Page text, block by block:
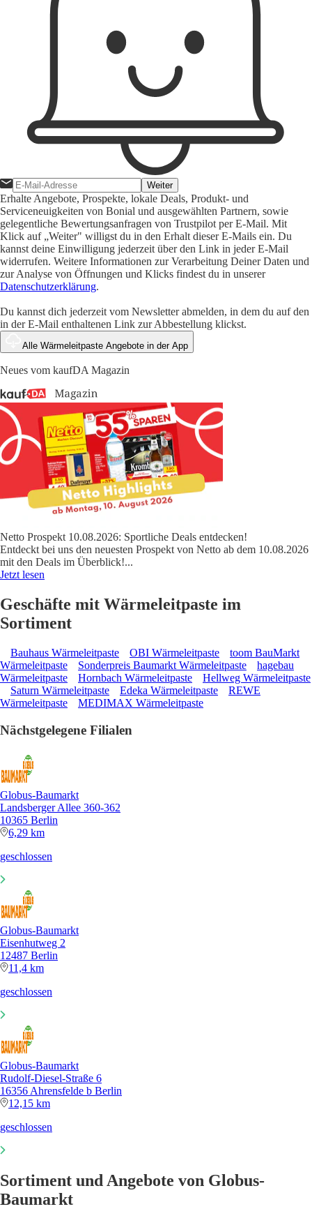
Weiter
Erhalte Angebote, Prospekte, lokale Deals, Produkt- und
Serviceneuigkeiten von Bonial und ausgewählten Partnern, sowie
gelegentliche Bewertungsanfragen von Trustpilot per E-Mail. Mit
Klick auf „Weiter" willigst du in den Erhalt dieser E-Mails ein. Du
kannst deine Einwilligung jederzeit über den Link in jeder E-Mail
widerrufen. Weitere Informationen zur Verarbeitung Deiner Daten und
zur Analyse von Öffnungen und Klicks findest du in unserer
Datenschutzerklärung.
Du kannst dich jederzeit vom Newsletter abmelden, in dem du auf den
in der E-Mail enthaltenen Link zur Abbestellung klickst.
Alle Wärmeleitpaste Angebote in der App
Neues vom kaufDA Magazin
Netto Prospekt 10.08.2026: Sportliche Deals entdecken!
Entdeckt bei uns den neuesten Prospekt von Netto ab dem 10.08.2026
mit den Deals im Überblick!...
Jetzt lesen
Geschäfte mit Wärmeleitpaste im
Sortiment
Bauhaus Wärmeleitpaste OBI Wärmeleitpaste
toom BauMarkt
Wärmeleitpaste
Sonderpreis Baumarkt Wärmeleitpaste
hagebau
Wärmeleitpaste
Hornbach Wärmeleitpaste
Hellweg Wärmeleitpaste
Saturn Wärmeleitpaste
Edeka Wärmeleitpaste
REWE
Wärmeleitpaste
MEDIMAX Wärmeleitpaste
Nächstgelegene Filialen
Globus-Baumarkt
Landsberger Allee 360-362
10365 Berlin
6,29 km
geschlossen
Globus-Baumarkt
Eisenhutweg 2
12487 Berlin
11,4 km
geschlossen
Globus-Baumarkt
Rudolf-Diesel-Straße 6
16356 Ahrensfelde b Berlin
12,15 km
geschlossen
Sortiment und Angebote von Globus-
Baumarkt